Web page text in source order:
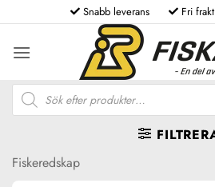
to
content
Snabb leverans Fri
Produktsökning
Fiskeredskap